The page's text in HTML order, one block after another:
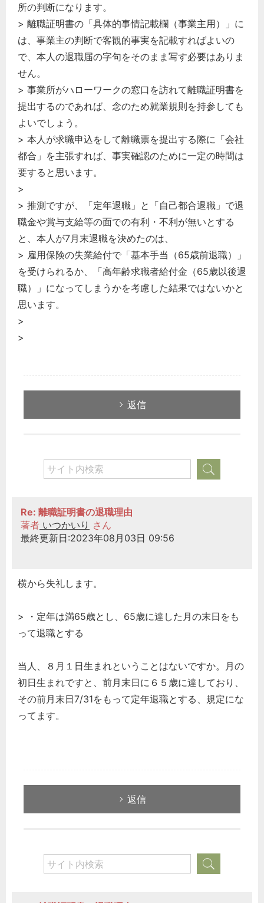
所の判断になります。
> 離職証明書の「具体的事情記載欄（事業主用）」に
は、事業主の判断で客観的事実を記載すればよいの
で、本人の退職届の字句をそのまま写す必要はありま
せん。
> 事業所がハローワークの窓口を訪れて離職証明書を
提出するのであれば、念のため就業規則を持参しても
よいでしょう。
> 本人が求職申込をして離職票を提出する際に「会社
都合」を主張すれば、事実確認のために一定の時間は
要すると思います。
>
> 推測ですが、「定年退職」と「自己都合退職」で退
職金や賞与支給等の面での有利・不利が無いとする
と、本人が7月末退職を決めたのは、
> 雇用保険の失業給付で「基本手当（65歳前退職）」
を受けられるか、「高年齢求職者給付金（65歳以後退
職）」になってしまうかを考慮した結果ではないかと
思います。
>
>
返信
Re: 離職証明書の退職理由
著者 いつかいり さん
最終更新日:2023年08月03日 09:56
横から失礼します。
> ・定年は満65歳とし、65歳に達した月の末日をも
って退職とする
当人、８月１日生まれということはないですか。月の
初日生まれですと、前月末日に６５歳に達しており、
その前月末日7/31をもって定年退職とする、規定にな
ってます。
返信